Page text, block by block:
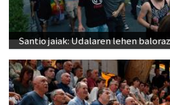
Santio jaiak: Udalaren lehen